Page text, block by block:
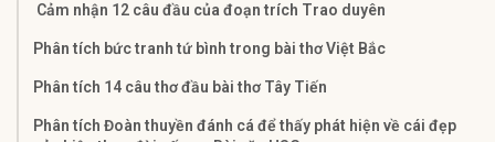
Cảm nhận 12 câu đầu của đoạn trích Trao duyên
Phân tích bức tranh tứ bình trong bài thơ Việt Bắc
Phân tích 14 câu thơ đầu bài thơ Tây Tiến
Phân tích Đoàn thuyền đánh cá để thấy phát hiện về cái đẹp